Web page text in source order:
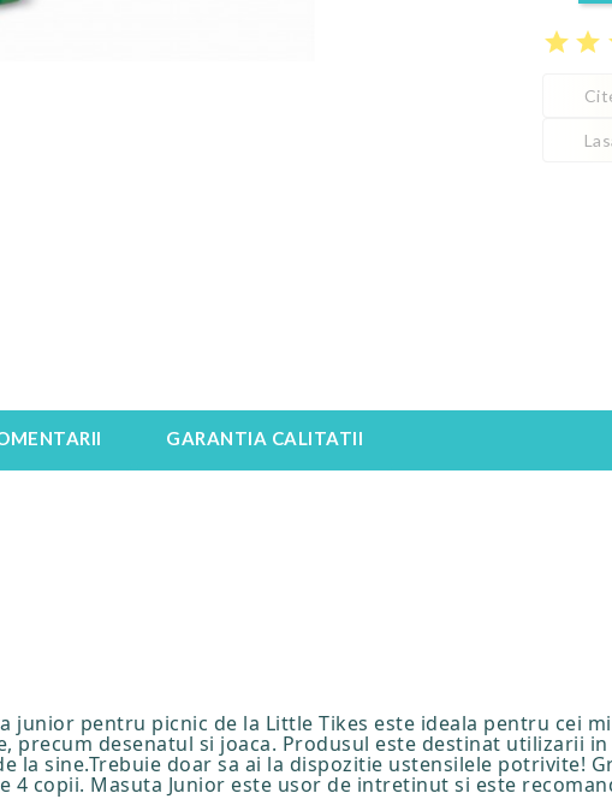
star star
GARANTIA CALITATII
junior pentru picnic de la Little Tikes este ideala pentru cei
precum desenatul si joaca. Produsul este destinat utilizarii
la sine.Trebuie doar sa ai la dispozitie ustensilele potrivite!
4 copii. Masuta Junior este usor de intretinut si este